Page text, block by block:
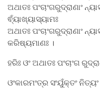
ଅଥାତଃ ପଂଚାଂଗରୁଦ୍ରାଣାଂ
ଵ୍ୟାଁଖ୍ୟାସ୍ୟାମଃ
ଅଥାତଃ ପଂଚାଂଗରୁଦ୍ରାଣାଂ
କରିଷ୍ୟମାଣଃ ।
ହରିଃ ଓଂ ଅଥାତଃ ପଂଚାଂଗ
ଓଂକାରମଂତ୍ର ସଂ​ୟୁଁକ୍ତଂ